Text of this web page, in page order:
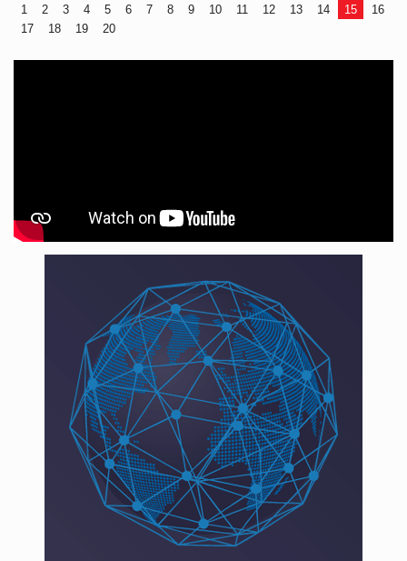
1 2 3 4 5 6 7 8 9 10 11 12 13 14 15
16
17
18 19 20